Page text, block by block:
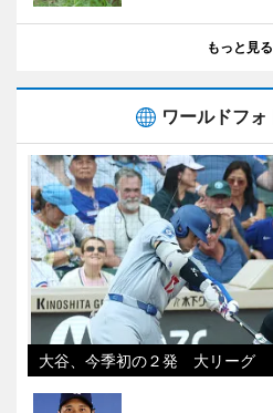
もっと見る
ワールドフ
大谷、今季初の２発 大リーグ